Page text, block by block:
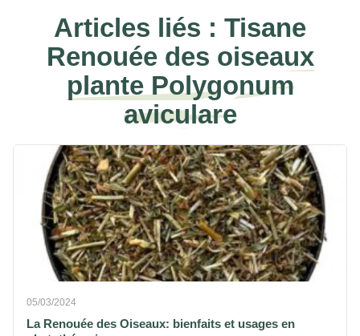
Articles liés : Tisane
Renouée des oiseaux
plante Polygonum
aviculare
05/03/2024
La Renouée des Oiseaux: bienfaits et usages en